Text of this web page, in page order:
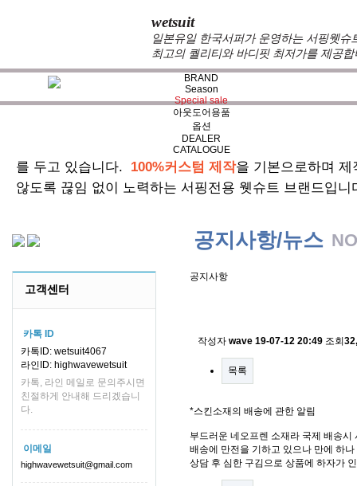
wetsuit
일본유일 한국서퍼가 운영하는 서핑웻
최고의 퀄리티와 바디핏 최저가를 제공합
BRAND
Season
Special sale
아웃도어용품
옵션
DEALER
CATALOGUE
는 서퍼들의 느낌과 의견를 듣고 적
를 두고 있습니다. 100%커스텀 제작을 기본으로하며
않도록 끊임 없이 노력하는 서핑전용 웻슈트 브랜드입니
고객센터
카톡 ID
카톡ID: wetsuit4067
라인ID: highwavewetsuit
카톡, 라인 메일로 문의주시면
친절하게 안내해 드리겠습니
다.
이메일
highwavewetsuit@gmail.com
공지사항/뉴스
공지사항
작성자 wave 19-07-12 20:49 조회
목록
*스킨소재의 배송에 관한 알림
부드러운 네오프렌 소재라 국제 배송
배송에 만전을 기하고 있으나 만에 하
상담 후 심한 구김으로 상품에 하자가